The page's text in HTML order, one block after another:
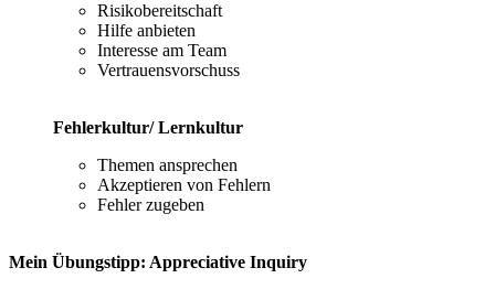
Risikobereitschaft
Hilfe anbieten
Interesse am Team
Vertrauensvorschuss
Fehlerkultur/ Lernkultur
Themen ansprechen
Akzeptieren von Fehlern
Fehler zugeben
Mein Übungstipp: Appreciative Inquiry